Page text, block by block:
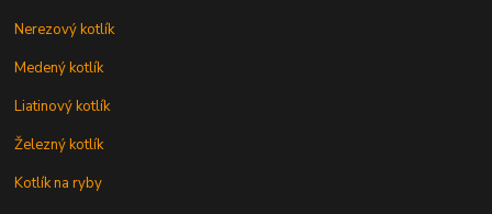
Nerezový kotlík
Medený kotlík
Liatinový kotlík
Železný kotlík
Kotlík na ryby